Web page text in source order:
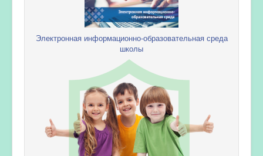
Электронная информационно-образовательная среда
школы